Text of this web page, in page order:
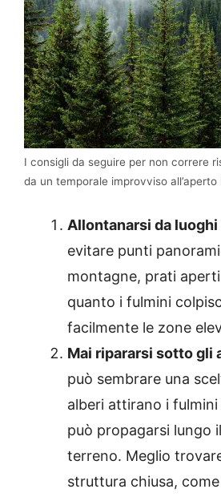
I consigli da seguire per non correre
da un temporale improvviso
Allontanarsi da
evitare punti
montagne, prati
quanto i fulmini
facilmente le zone
Mai ripararsi sotto gli
può sembrare una
alberi attirano i
può propagarsi lungo
terreno. Meglio
struttura chiusa, come